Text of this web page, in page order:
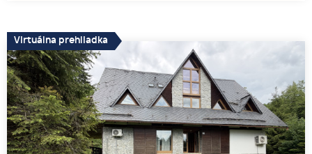
Virtuálna prehliadka